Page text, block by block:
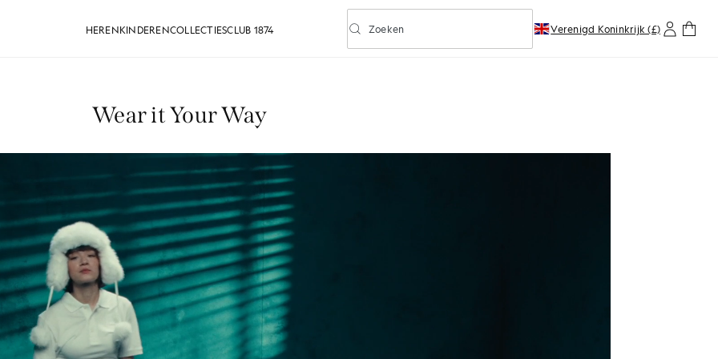
HERENKINDERENCOLLECTIESCLUB 1874 Voorspellend zoeken in- of uitschakelen
Zoeken Verenigd Koninkrijk (£)
Wear it Your Way